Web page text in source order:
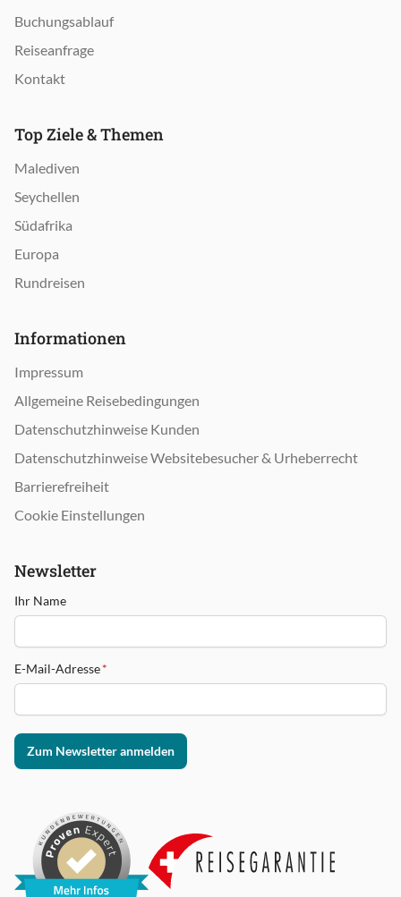
Buchungsablauf
Reiseanfrage
Kontakt
Top Ziele & Themen
Malediven
Seychellen
Südafrika
Europa
Rundreisen
Informationen
Impressum
Allgemeine Reisebedingungen
Datenschutzhinweise Kunden
Datenschutzhinweise Websitebesucher & Urheberrecht
Barrierefreiheit
Cookie Einstellungen
Newsletter
Ihr Name
E-Mail-Adresse*
Zum Newsletter anmelden